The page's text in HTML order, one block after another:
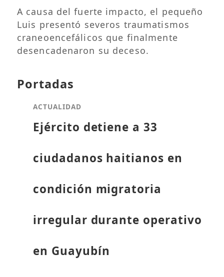
A causa del fuerte impacto, el pequeño
Luis presentó severos traumatismos
craneoencefálicos que finalmente
desencadenaron su deceso.
Portadas
ACTUALIDAD
Ejército detiene a 33
ciudadanos haitianos en
condición migratoria
irregular durante operativo
en Guayubín